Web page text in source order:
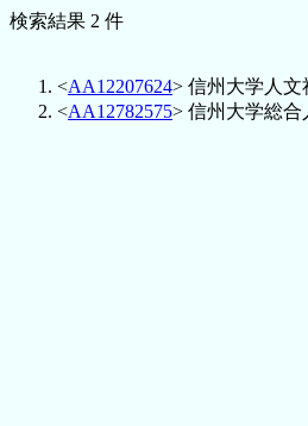
検索結果 2 件
<AA12207624> 信州大学人文
<AA12782575> 信州大学総合